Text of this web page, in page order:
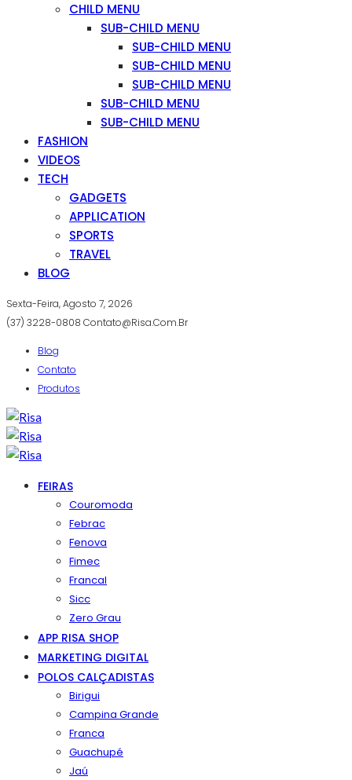
CHILD MENU
SUB-CHILD MENU
SUB-CHILD MENU
SUB-CHILD MENU
SUB-CHILD MENU
SUB-CHILD MENU
SUB-CHILD MENU
FASHION
VIDEOS
TECH
GADGETS
APPLICATION
SPORTS
TRAVEL
BLOG
Sexta-Feira, Agosto 7, 2026
(37) 3228-0808 Contato@risa.com.br
Blog
Contato
Produtos
FEIRAS
Couromoda
Febrac
Fenova
Fimec
Francal
Sicc
Zero Grau
APP RISA SHOP
MARKETING DIGITAL
POLOS CALÇADISTAS
Birigui
Campina Grande
Franca
Guachupé
Jaú